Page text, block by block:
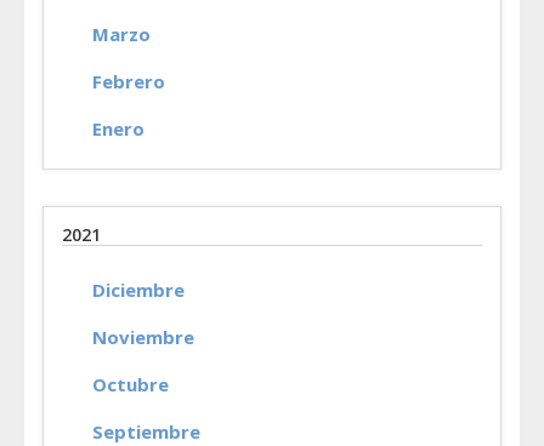
Marzo
Febrero
Enero
2021
Diciembre
Noviembre
Octubre
Septiembre